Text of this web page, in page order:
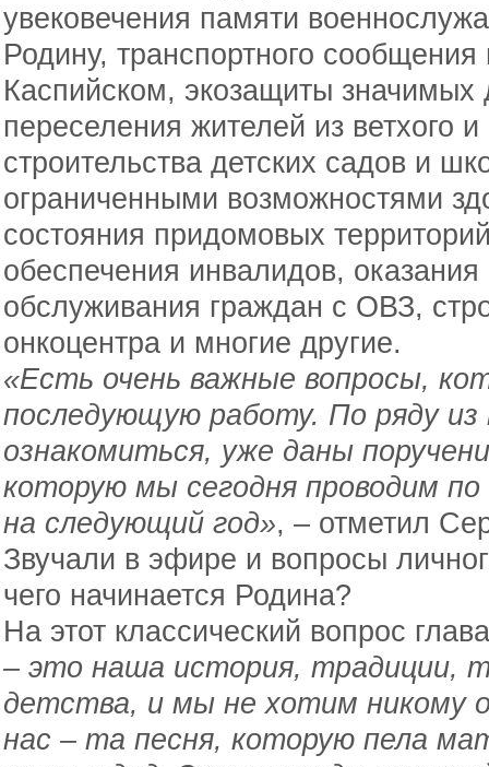
увековечения памяти
Родину, транспортного
Каспийском, экозащиты значимых
переселения жителей из ветхого
строительства детских садов и
ограниченными возможностями
состояния придомовых
обеспечения инвалидов,
обслуживания граждан с ОВЗ,
онкоцентра и многие другие.
«Есть очень важные вопросы,
последующую работу. По ряду
ознакомиться, уже даны
которую мы сегодня проводим
на следующий год», – отметил
Звучали в эфире и вопросы
чего начинается Родина?
На этот классический вопрос
– это наша история, традиции,
детства, и мы не хотим никому
нас – та песня, которую пела